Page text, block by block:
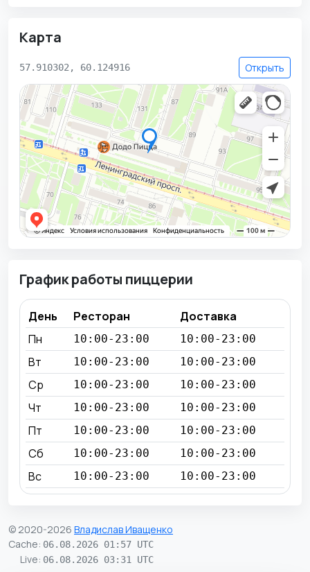
Карта
57.910302, 60.124916 Открыть
График работы пиццерии
День Ресторан
Доставка
Пн
10:00-23:00 10:00-23:00
Вт 10:00-23:00 10:00-23:00
Ср 10:00-23:00 10:00-23:00
Чт 10:00-23:00 10:00-23:00
Пт 10:00-23:00 10:00-23:00
Сб 10:00-23:00 10:00-23:00
Вс 10:00-23:00 10:00-23:00
© 2020-2026 Владислав Иващенко
Cache: 06.08.2026 01:57 UTC
Live: 06.08.2026 03:31 UTC